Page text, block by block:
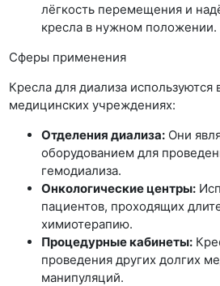
лёгкость перемещения и
кресла в нужном положении.
Сферы применения
Кресла для диализа используются
медицинских учреждениях:
Отделения диализа: Они
оборудованием для
гемодиализа.
Онкологические центры:
пациентов, проходящих
химиотерапию.
Процедурные кабинеты:
проведения других долгих
манипуляций.